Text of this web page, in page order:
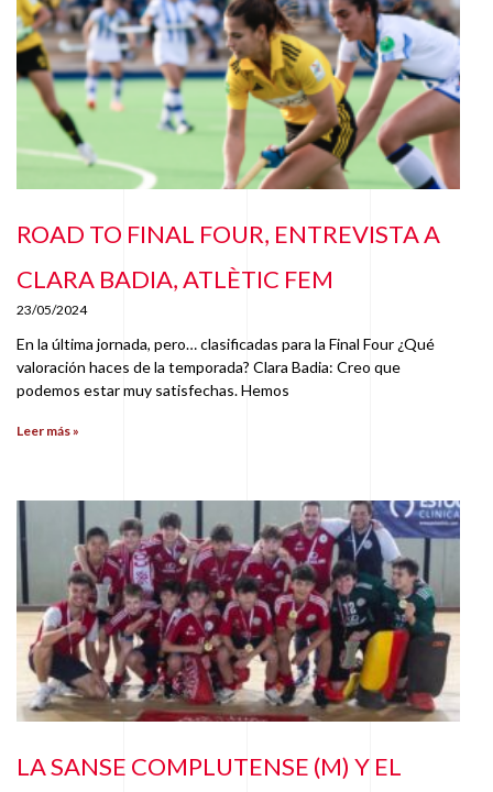
ROAD TO FINAL FOUR, ENTREVISTA A
CLARA BADIA, ATLÈTIC FEM
23/05/2024
En la última jornada, pero… clasificadas para la Final Four ¿Qué
valoración haces de la temporada? Clara Badia: Creo que
podemos estar muy satisfechas. Hemos
Leer más »
LA SANSE COMPLUTENSE (M) Y EL